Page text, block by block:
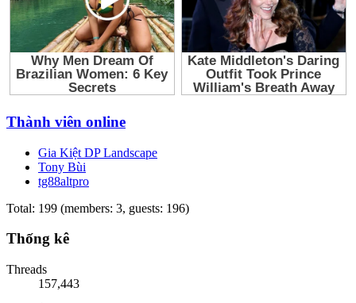
Thành viên online
Gia Kiệt DP Landscape
Tony Bùi
tg88altpro
Total: 199 (members: 3, guests: 196)
Thống kê
Threads
157,443